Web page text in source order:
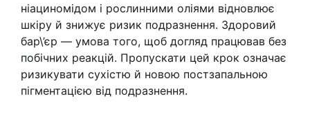
ніациномідом і рослинними оліями відновлює
шкіру й знижує ризик подразнення. Здоровий
бар\’єр — умова того, щоб догляд працював без
побічних реакцій. Пропускати цей крок означає
ризикувати сухістю й новою постзапальною
пігментацією від подразнення.